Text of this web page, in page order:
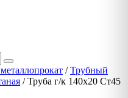
/Трубный
/ Труба г/к 140х20 Ст45